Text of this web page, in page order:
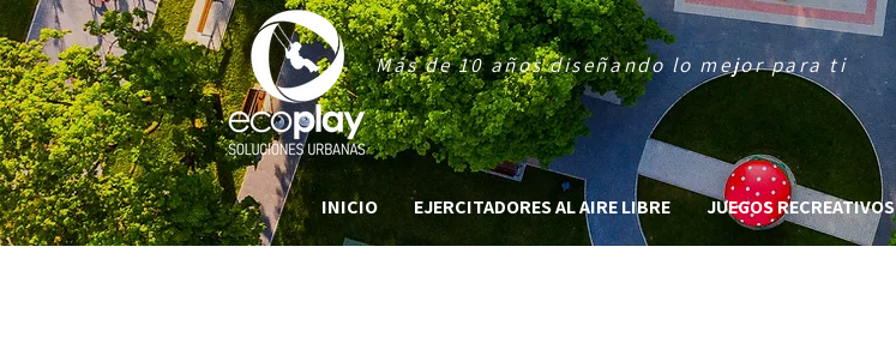
Más de 10 años diseñando lo mejor para ti
INICIO EJERCITADORES AL AIRE LIBRE JUEGOS RECREATIVOS